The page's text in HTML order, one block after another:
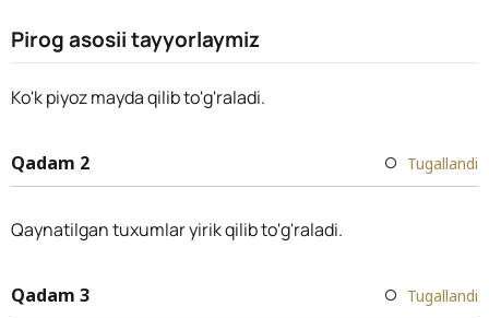
Pirog asosii tayyorlaymiz
Ko'k piyoz mayda qilib to'g'raladi.
Qadam 2 Tugallandi
Qaynatilgan tuxumlar yirik qilib to'g'raladi.
Qadam 3 Tugallandi